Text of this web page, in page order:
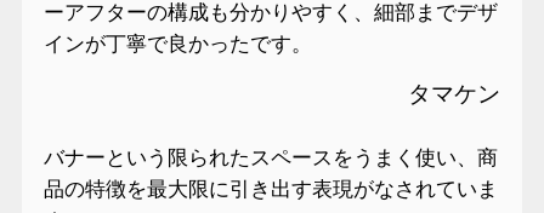
ーアフターの構成も分かりやすく、細部までデザ
インが丁寧で良かったです。
タマケン
バナーという限られたスペースをうまく使い、商
品の特徴を最大限に引き出す表現がなされていま